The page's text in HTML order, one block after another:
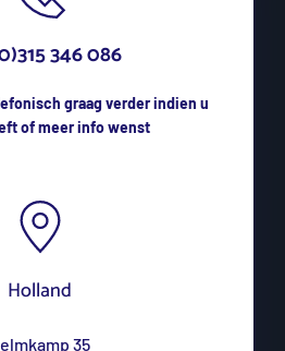
346 086
graag verder indien u
of meer info wenst
Holland
35